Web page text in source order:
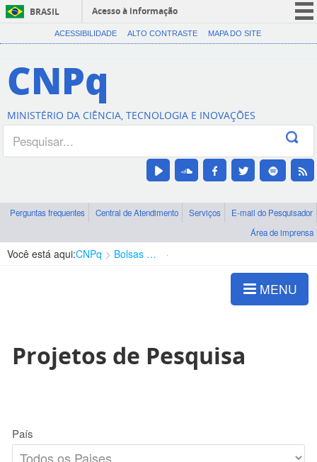
BRASIL
Acesso à informação
CORONAVÍRUS (COVID-19)
Canais
ACESSIBILIDADE ALTO CONTRASTE MAPA DO SITE
CNPq
MINISTÉRIO DA CIÊNCIA, TECNOLOGIA E INOVAÇÕES
Perguntas frequentes Central de Atendimento Serviços
E-mail do Pesquisador
Área de imprensa
Você está aqui:CNPq Bolsas e Auxílios Vigentes
MENU
Projetos de Pesquisa
País